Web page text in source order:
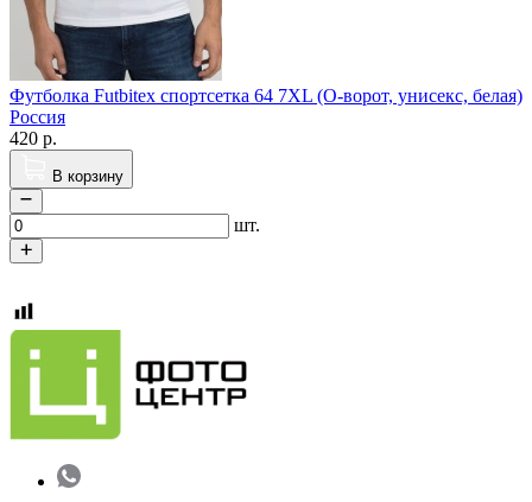
Футболка Futbitex спортсетка 64 7XL (О-ворот, унисекс, белая)
Россия
420 р.
В корзину
шт.